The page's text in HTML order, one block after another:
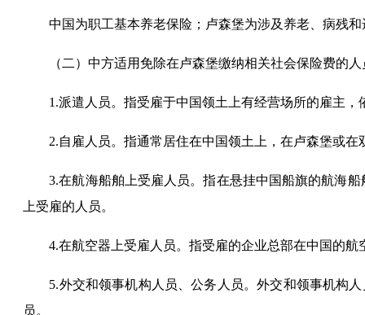
中国为职工基本养老保险； 卢森堡为涉及养老 、病残
（二）中方适用免除在卢森堡缴纳相关社会保险费的人
1.派遣人员。指受雇于中国领土上有经营场所的雇主，
2.自雇人员。指通常居住在中国领土上 ，在卢森堡或在
3.在航海船舶上受雇人员。指在悬挂中国船旗的航海
上受雇的人员。
4.在航空器上受雇人员。指受雇的企业总部在中国的
5.外交和领事机构人员、公务人员。外交和领事机构
员。